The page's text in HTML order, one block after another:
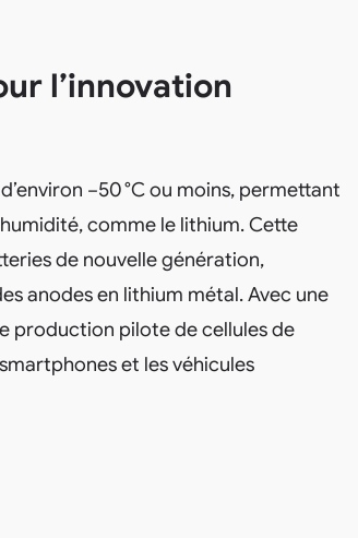
l’innovation
−50 °C ou moins, permettant
comme le lithium. Cette
de nouvelle génération,
anodes en lithium métal. Avec une
production pilote de cellules de
et les véhicules